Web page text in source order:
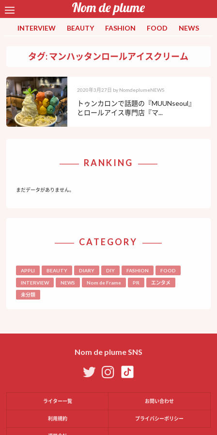
INTERVIEW BEAUTY FASHION FOOD NEWS
タグ: マンハッタンロールアイスクリーム
2020年3月27日 by NomdeplumeNEWS
トゥンカロンで話題の『MUUNseoul』
とロールアイス専門店『マ...
RANKING
まだデータがありません。
CATEGORY
APPLI BEAUTY DIARY DIY FASHION FOOD
INTERVIEW NEWS Nom de Frame PR エンタメ
未分類
Nom de plume SNS
ライター一覧 お問い合わせ
利用規約 プライバシーポリシー